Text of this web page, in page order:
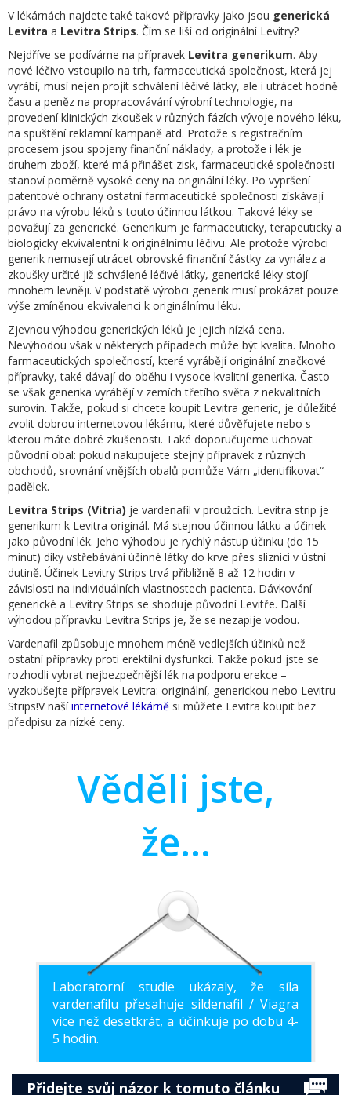
V lékárnách najdete také takové přípravky jako jsou generická
Levitra a Levitra Strips. Čím se liší od originální Levitry?
Nejdříve se podíváme na přípravek Levitra generikum. Aby
nové léčivo vstoupilo na trh, farmaceutická společnost, která jej
vyrábí, musí nejen projít schválení léčivé látky, ale i utrácet hodně
času a peněz na propracovávání výrobní technologie, na
provedení klinických zkoušek v různých fázích vývoje nového léku,
na spuštění reklamní kampaně atd. Protože s registračním
procesem jsou spojeny finanční náklady, a protože i lék je
druhem zboží, které má přinášet zisk, farmaceutické společnosti
stanoví poměrně vysoké ceny na originální léky. Po vypršení
patentové ochrany ostatní farmaceutické společnosti získávají
právo na výrobu léků s touto účinnou látkou. Takové léky se
považují za generické. Generikum je farmaceuticky, terapeuticky a
biologicky ekvivalentní k originálnímu léčivu. Ale protože výrobci
generik nemusejí utrácet obrovské finanční částky za vynález a
zkoušky určité již schválené léčivé látky, generické léky stojí
mnohem levněji. V podstatě výrobci generik musí prokázat pouze
výše zmíněnou ekvivalenci k originálnímu léku.
Zjevnou výhodou generických léků je jejich nízká cena.
Nevýhodou však v některých případech může být kvalita. Mnoho
farmaceutických společností, které vyrábějí originální značkové
přípravky, také dávají do oběhu i vysoce kvalitní generika. Často
se však generika vyrábějí v zemích třetího světa z nekvalitních
surovin. Takže, pokud si chcete koupit Levitra generic, je důležité
zvolit dobrou internetovou lékárnu, které důvěřujete nebo s
kterou máte dobré zkušenosti. Také doporučujeme uchovat
původní obal: pokud nakupujete stejný přípravek z různých
obchodů, srovnání vnějších obalů pomůže Vám „identifikovat“
padělek.
Levitra Strips (Vitria) je vardenafil v proužcích. Levitra strip je
generikum k Levitra originál. Má stejnou účinnou látku a účinek
jako původní lék. Jeho výhodou je rychlý nástup účinku (do 15
minut) díky vstřebávání účinné látky do krve přes sliznici v ústní
dutině. Účinek Levitry Strips trvá přibližně 8 až 12 hodin v
závislosti na individuálních vlastnostech pacienta. Dávkování
generické a Levitry Strips se shoduje původní Levitře. Další
výhodou přípravku Levitra Strips je, že se nezapije vodou.
Vardenafil způsobuje mnohem méně vedlejších účinků než
ostatní přípravky proti erektilní dysfunkci. Takže pokud jste se
rozhodli vybrat nejbezpečnější lék na podporu erekce –
vyzkoušejte přípravek Levitra: originální, generickou nebo Levitru
Strips!V našíinternetové lékárně si můžete Levitra koupit bez
předpisu za nízké ceny.
Věděli jste,
že...
Laboratorní studie ukázaly, že síla
vardenafilu přesahuje sildenafil / Viagra
více než desetkrát, a účinkuje po dobu 4-
5 hodin.
Přidejte svůj názor k tomuto článku